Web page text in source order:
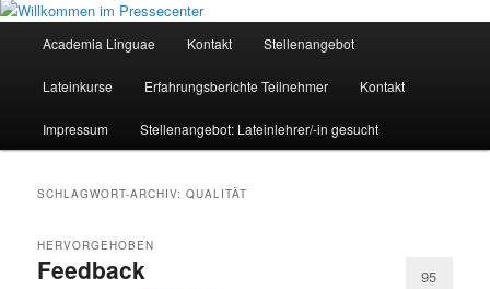
Academia Linguae Kontakt Stellenangebot
Lateinkurse Erfahrungsberichte Teilnehmer Kontakt
Impressum Stellenangebot: Lateinlehrer/-in gesucht
SCHLAGWORT-ARCHIV:QUALITÄT
Feedback
HERVORGEHOBEN
95